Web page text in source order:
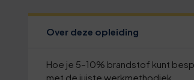
Over deze opleiding
Hoe je 5–10% brandstof kunt
met de juiste werkmethodiek